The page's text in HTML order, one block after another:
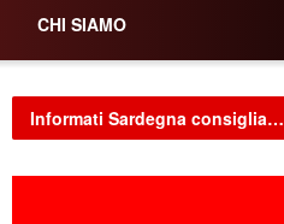
CHI SIAMO
Informati Sardegna consiglia…